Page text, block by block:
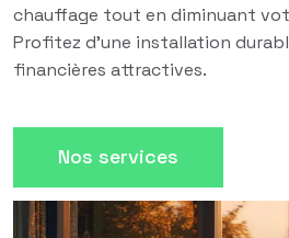
chauffage tout en diminuant
Profitez d'une installation
financières attractives.
Nos services